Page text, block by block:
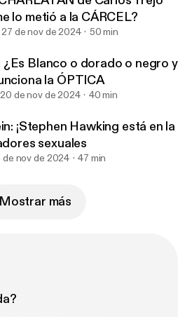
lo metió a la CÁRCEL?
27 de nov de 2024 50 min
¿Es Blanco o dorado o negro y
la ÓPTICA
20 de nov de 2024 40 min
¡Stephen Hawking está en la
sexuales
de nov de 2024 47 min
Mostrar más